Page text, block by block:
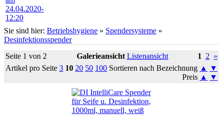
Sie sind hier: Betriebshygiene » Spendersysteme »
Desinfektionsspender
Seite 1 von 2
1 2 »
Galerieansicht Listenansicht
Artikel pro Seite 3 10 20 50 100 Sortieren nach Bezeichnung ▲
▼
Preis ▲ ▼